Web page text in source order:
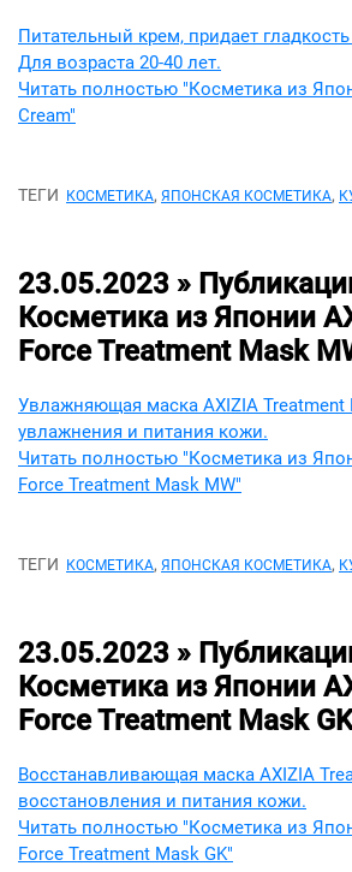
Питательный крем, придает
Для возраста 20-40 лет.
Читать полностью "Косметика из
Cream"
ТЕГИ КОСМЕТИКА, ЯПОНСКАЯ КОСМЕТИКА,
23.05.2023 »
Косметика из Японии
Force Treatment Mask
Увлажняющая маска AXIZIA Treatment
увлажнения и питания кожи.
Читать полностью "Косметика из
Force Treatment Mask MW"
ТЕГИ КОСМЕТИКА, ЯПОНСКАЯ КОСМЕТИКА,
23.05.2023 »
Косметика из Японии
Force Treatment Mask GK
Восстанавливающая маска AXIZIA
восстановления и питания кожи.
Читать полностью "Косметика из
Force Treatment Mask GK"